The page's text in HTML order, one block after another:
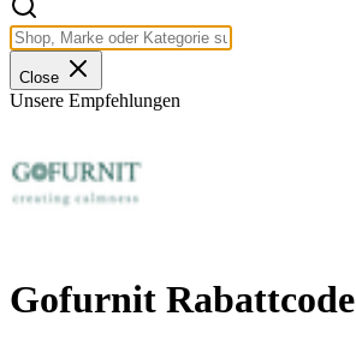
Close
Unsere Empfehlungen
Gofurnit Rabattcode